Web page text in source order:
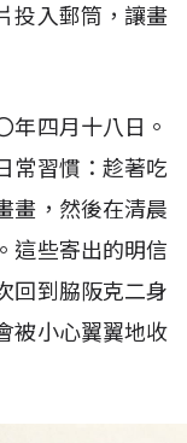
投入郵筒，讓畫
年四月十八日。
常習慣：趁著吃
畫，然後在清晨
這些寄出的明信
回到脇阪克二身
被小心翼翼地收